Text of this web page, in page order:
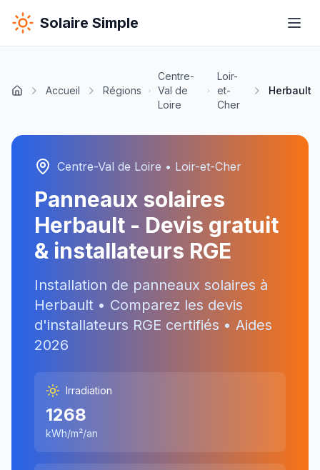
Solaire Simple
Accueil Régions
Centre-
Val de
Loire
Loir-
et-
Cher
Herbault
Centre-Val de Loire • Loir-et-Cher
Panneaux solaires
Herbault - Devis gratuit
& installateurs RGE
Installation de panneaux solaires à
Herbault • Comparez les devis
d'installateurs RGE certifiés • Aides
2026
Irradiation
1268
kWh/m²/an